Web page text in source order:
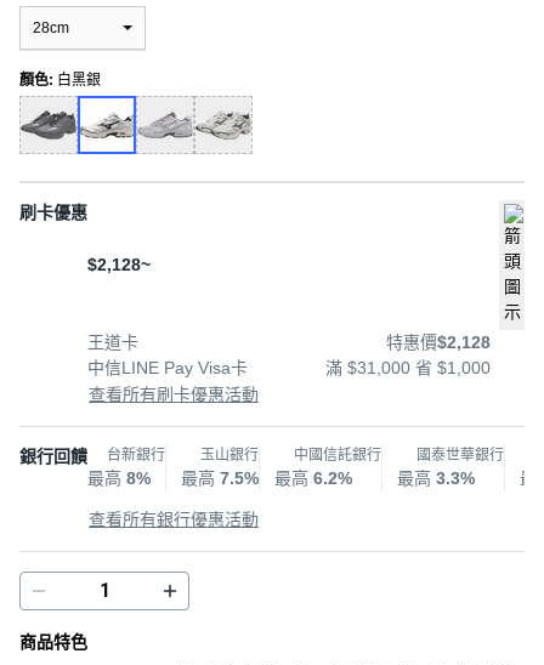
28cm
顏色: 白黑銀
刷卡優惠
$2,128~
王道卡 特惠價$2,128
中信LINE Pay Visa卡
滿 $31,000 省 $1,000
查看所有刷卡優惠活動
銀行回饋 台新銀行
最高 8%
玉山銀行
最高 7.5%
中國信託銀行
最高 6.2%
國泰世華銀行
最高 3.3% 最
查看所有銀行優惠活動
商品特色